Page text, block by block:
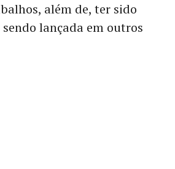
além de, ter sido
lançada em outros